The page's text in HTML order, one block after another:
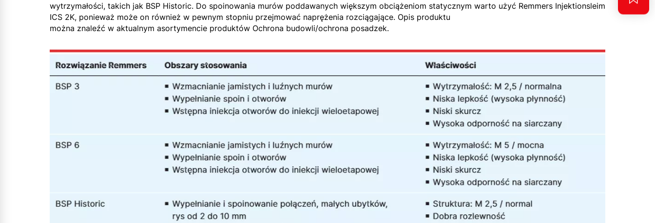
wytrzymałości, takich jak BSP Historic. Do spoinowania murów poddawanych większym obciążeniom statycznym warto użyć Remmers Injektionsleim
ICS 2K, ponieważ może on również w pewnym stopniu przejmować naprężenia rozciągające. Opis produktu
można znaleźć w aktualnym asortymencie produktów Ochrona budowli/ochrona posadzek.